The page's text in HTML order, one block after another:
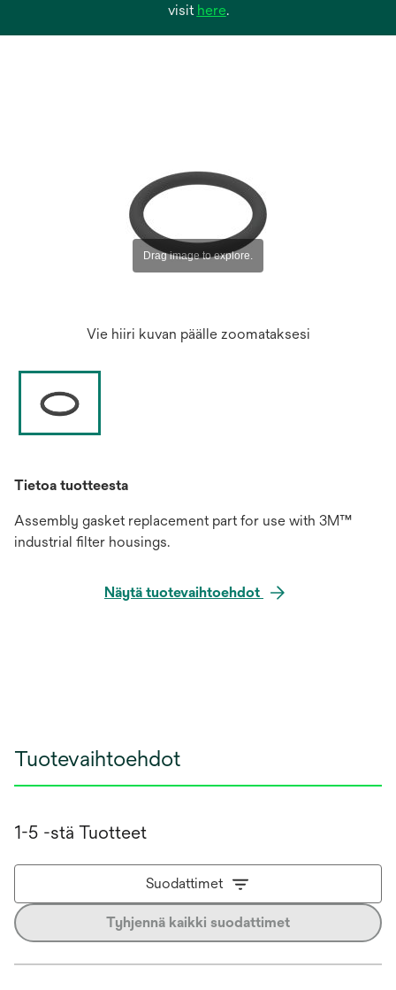
visit hereopens
.
Vie hiiri kuvan päälle zoomataksesi
Tietoa tuotteesta
Assembly gasket replacement part for use with 3M™
industrial filter housings.
Näytä tuotevaihtoehdot
Tuotevaihtoehdot
1-5 -stä Tuotteet
Suodattimet
Tyhjennä kaikki suodattimet